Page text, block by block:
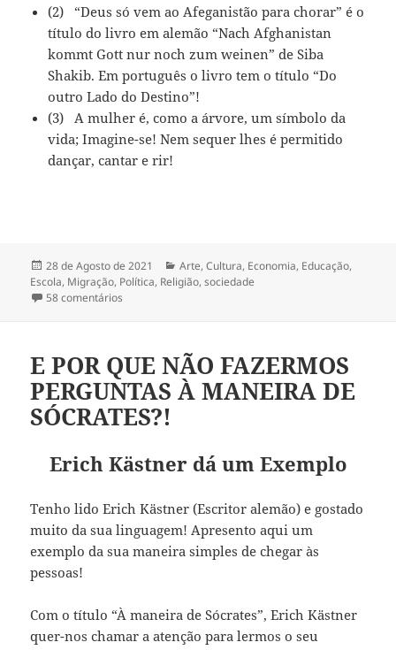
(2) “Deus só vem ao Afeganistão para chorar” é o
título do livro em alemão “Nach Afghanistan
kommt Gott nur noch zum weinen” de Siba
Shakib. Em português o livro tem o título “Do
outro Lado do Destino”!
(3) A mulher é, como a árvore, um símbolo da
vida; Imagine-se! Nem sequer lhes é permitido
dançar, cantar e rir!
Publicado
a
28 de Agosto de 2021 Categorias
Arte,Cultura, Economia, Educação,
Escola, Migração, Política, Religião,sociedade
58 comentários
E POR QUE NÃO FAZERMOS
PERGUNTAS À MANEIRA DE
SÓCRATES?!
Erich Kästner dá um Exemplo
Tenho lido Erich Kästner (Escritor alemão) e gostado
muito da sua linguagem! Apresento aqui um
exemplo da sua maneira simples de chegar às
pessoas!
Com o título “À maneira de Sócrates”, Erich Kästner
quer-nos chamar a atenção para lermos o seu